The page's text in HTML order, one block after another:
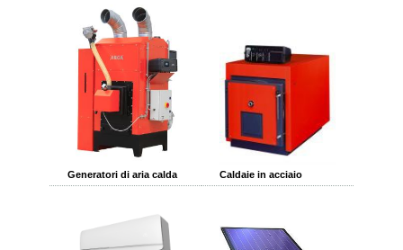
Generatori di aria calda Caldaie in acciaio